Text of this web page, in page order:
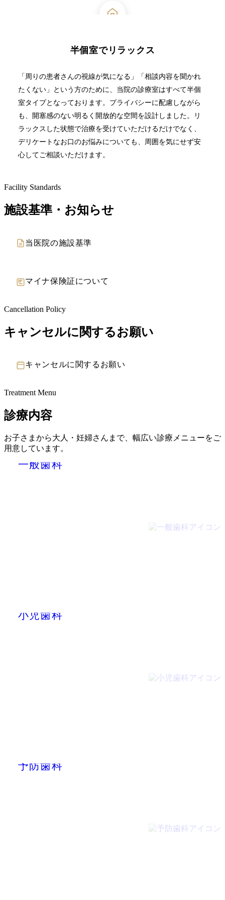
半個室でリラックス
「周りの患者さんの視線が気になる」「相談内容を聞かれ
たくない」という方のために、当院の診療室はすべて半個
室タイプとなっております。プライバシーに配慮しながら
も、開塞感のない明るく開放的な空間を設計しました。リ
ラックスした状態で治療を受けていただけるだけでなく、
デリケートなお口のお悩みについても、周囲を気にせず安
心してご相談いただけます。
Facility Standards
施設基準・お知らせ
当医院の施設基準
マイナ保険証について
Cancellation Policy
キャンセルに関するお願い
キャンセルに関するお願い
Treatment Menu
診療内容
お子さまから大人・妊婦さんまで、幅広い診療メニューをご
用意しています。
GENERAL DENTISTRY
一般歯科
小児歯科
予防歯科